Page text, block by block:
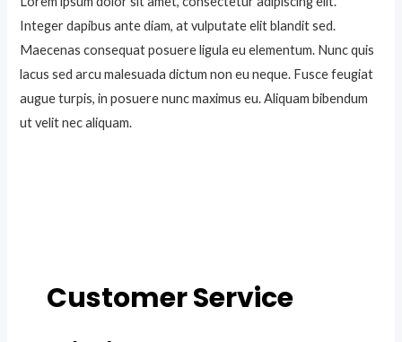
Integer dapibus ante diam, at vulputate elit blandit sed.
Maecenas consequat posuere ligula eu elementum. Nunc quis
lacus sed arcu malesuada dictum non eu neque. Fusce feugiat
augue turpis, in posuere nunc maximus eu. Aliquam bibendum
ut velit nec aliquam.
Customer Service